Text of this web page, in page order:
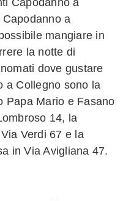
a
mangiare in
la notte di
dove gustare
a Collegno sono la
Papa Mario e Fasano
14, la
Verdi 67 e la
in Via Avigliana 47.